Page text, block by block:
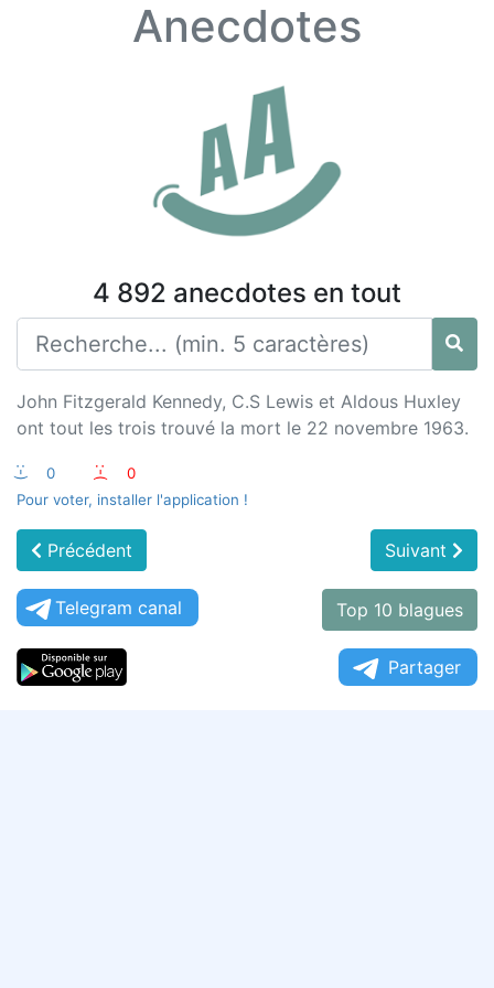
Anecdotes
4 892 anecdotes en tout
John Fitzgerald Kennedy, C.S Lewis et Aldous Huxley
ont tout les trois trouvé la mort le 22 novembre 1963.
:-) 0 :-(
0
Pour voter, installer l'application !
Précédent Suivant
Telegram canal Top 10 blagues
Partager